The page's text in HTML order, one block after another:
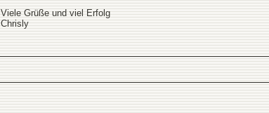
Viele Grüße und viel Erfolg
Chrisly